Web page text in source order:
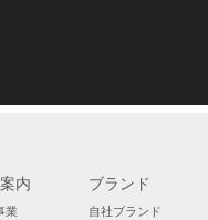
内
業
ブランド
自社ブランド